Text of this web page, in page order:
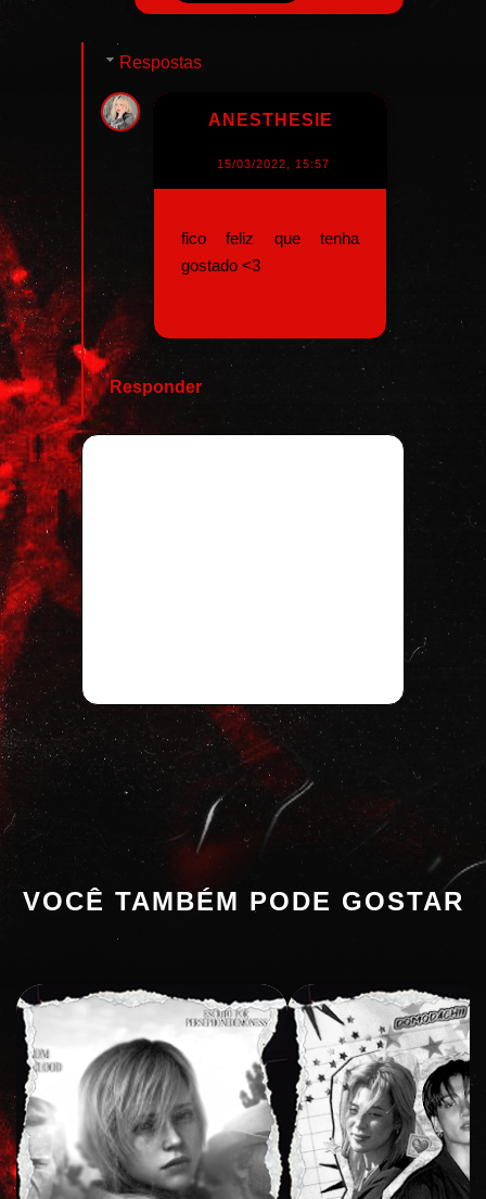
Respostas
ANESTHESIE
15/03/2022, 15:57
fico feliz que tenha
gostado <3
Responder
VOCÊ TAMBÉM PODE GOSTAR